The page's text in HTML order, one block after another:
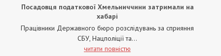
Посадовця податкової Хмельниччини затримали на
хабарі
Працівники Державного бюро розслідувань за сприяння
СБУ, Нацполіції та...
читати повністю